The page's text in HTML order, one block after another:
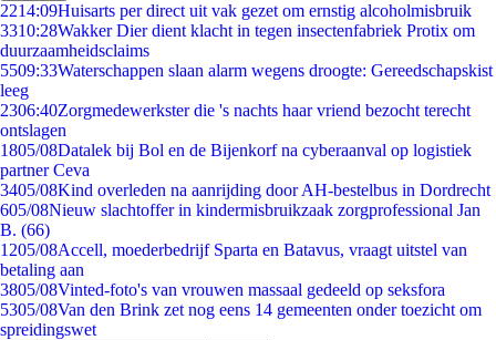
2214:09Huisarts per direct uit vak gezet om ernstig alcoholmisbruik
3310:28Wakker Dier dient klacht in tegen insectenfabriek Protix om
duurzaamheidsclaims
5509:33Waterschappen slaan alarm wegens droogte: Gereedschapskist
leeg
2306:40Zorgmedewerkster die 's nachts haar vriend bezocht terecht
ontslagen
1805/08Datalek bij Bol en de Bijenkorf na cyberaanval op logistiek
partner Ceva
3405/08Kind overleden na aanrijding door AH-bestelbus in Dordrecht
605/08Nieuw slachtoffer in kindermisbruikzaak zorgprofessional Jan
B. (66)
1205/08Accell, moederbedrijf Sparta en Batavus, vraagt uitstel van
betaling aan
3805/08Vinted-foto's van vrouwen massaal gedeeld op seksfora
5305/08Van den Brink zet nog eens 14 gemeenten onder toezicht om
spreidingswet